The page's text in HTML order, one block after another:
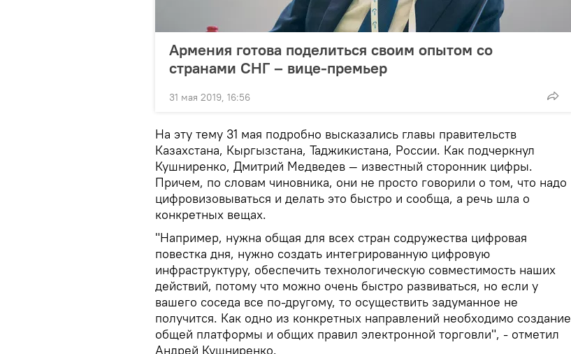
Армения готова поделиться своим опытом со
странами СНГ – вице-премьер
31 мая 2019, 16:56
На эту тему 31 мая подробно высказались главы правительств
Казахстана, Кыргызстана, Таджикистана, России. Как подчеркнул
Кушниренко, Дмитрий Медведев — известный сторонник цифры.
Причем, по словам чиновника, они не просто говорили о том, что надо
цифровизовываться и делать это быстро и сообща, а речь шла о
конкретных вещах.
"Например, нужна общая для всех стран содружества цифровая
повестка дня, нужно создать интегрированную цифровую
инфраструктуру, обеспечить технологическую совместимость наших
действий, потому что можно очень быстро развиваться, но если у
вашего соседа все по-другому, то осуществить задуманное не
получится. Как одно из конкретных направлений необходимо создание
общей платформы и общих правил электронной торговли", - отметил
Андрей Кушниренко.